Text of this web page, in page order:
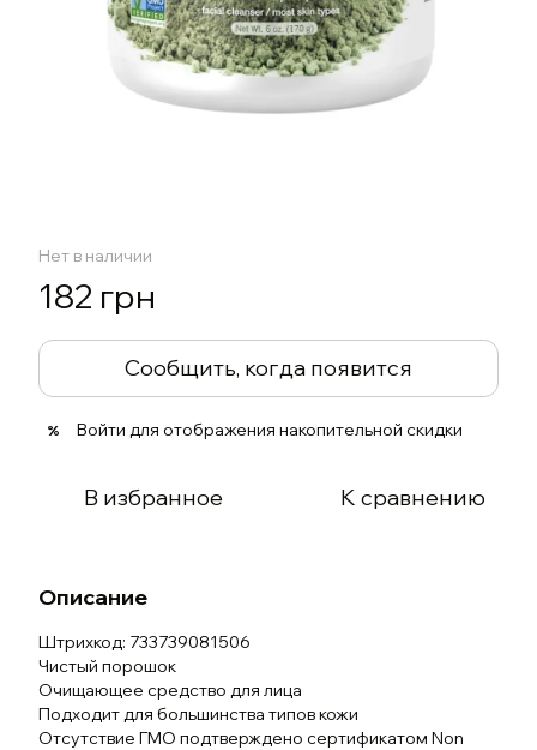
Нет в наличии
182 грн
Сообщить, когда появится
% Войти для отображения накопительной скидки
В избранное К сравнению
Описание
Штрихкод: 733739081506
Чистый порошок
Очищающее средство для лица
Подходит для большинства типов кожи
Отсутствие ГМО подтверждено сертификатом Non